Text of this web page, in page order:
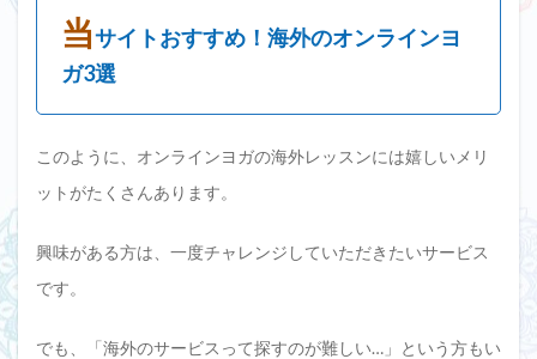
当サイトおすすめ！海外のオンラインヨ
ガ3選
このように、オンラインヨガの海外レッスンには嬉しいメリ
ットがたくさんあります。
興味がある方は、一度チャレンジしていただきたいサービス
です。
でも、「海外のサービスって探すのが難しい…」という方もい